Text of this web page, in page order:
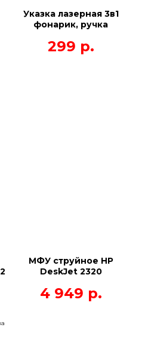
Указка лазерная 3в1
фонарик, ручка
299 р.
МФУ струйное HP
DeskJet 2320
4 949 р.